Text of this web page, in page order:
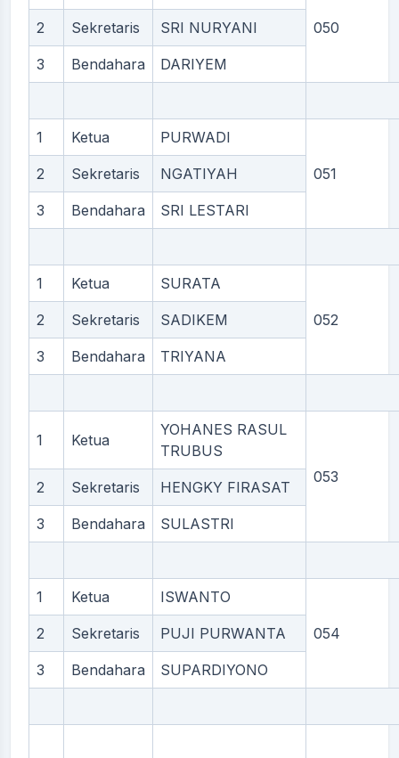
050
2 Sekretaris SRI NURYANI
3 Bendahara DARIYEM
1 Ketua PURWADI
051
2 Sekretaris NGATIYAH
3 Bendahara SRI LESTARI
1 Ketua SURATA
052
2 Sekretaris SADIKEM
3 Bendahara TRIYANA
1 Ketua
YOHANES RASUL
TRUBUS
053
2 Sekretaris HENGKY FIRASAT
3 Bendahara SULASTRI
1 Ketua ISWANTO
054
2 Sekretaris PUJI PURWANTA
3 Bendahara SUPARDIYONO